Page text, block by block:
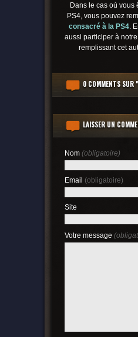
Dans le cas où vous
PS4, vous pouvez
consacré à la PS4.
aussi participer à
remplissant cet
0 COMMENTSSUR "
LAISSER UN
Nom (obligatoire)
Email (obligatoire)
Site
Votre message